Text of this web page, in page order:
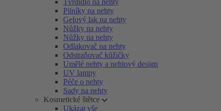
Tvrdidlo na nehty
Pilníky na nehty
Gelový lak na nehty
Nůžky na nehty
Nůžky na nehty
Odlakovač na nehty
Odstraňovač kůžičky
Umělé nehty a nehtový design
UV lampy
Péče o nehty
Sady na nehty
Kosmetické štětce
Ukázat vše